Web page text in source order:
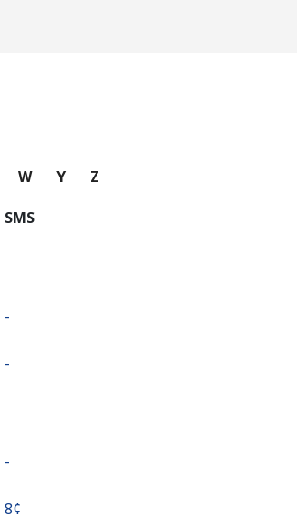
W Y Z
SMS
-
-
-
⁦8¢⁩